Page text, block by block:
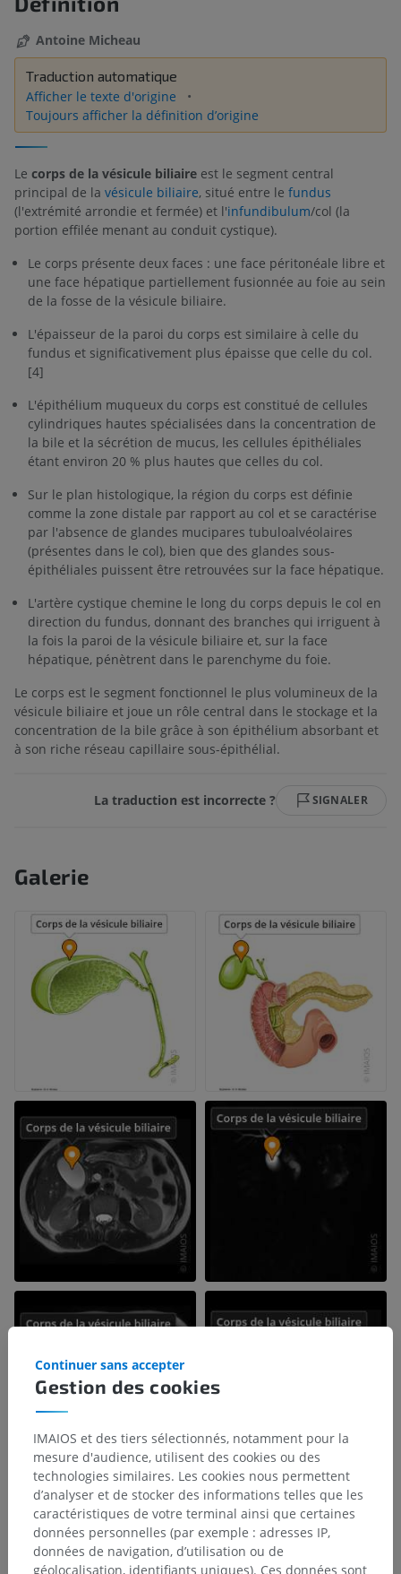
Antoine Micheau
Traduction automatique
Afficher le texte d'origine
Toujours afficher la définition d’origine
Le corps de la vésicule biliaire est le segment central
principal de la vésicule biliaire, situé entre le fundus
(l'extrémité arrondie et fermée) et l'infundibulum/col (la
portion effilée menant au conduit cystique).
Le corps présente deux faces : une face péritonéale libre et
une face hépatique partiellement fusionnée au foie au sein
de la fosse de la vésicule biliaire.
L'épaisseur de la paroi du corps est similaire à celle du
fundus et significativement plus épaisse que celle du col.
[4]
L'épithélium muqueux du corps est constitué de cellules
cylindriques hautes spécialisées dans la concentration de
la bile et la sécrétion de mucus, les cellules épithéliales
étant environ 20 % plus hautes que celles du col.
Sur le plan histologique, la région du corps est définie
comme la zone distale par rapport au col et se caractérise
par l'absence de glandes mucipares tubuloalvéolaires
(présentes dans le col), bien que des glandes sous-
épithéliales puissent être retrouvées sur la face hépatique.
L'artère cystique chemine le long du corps depuis le col en
direction du fundus, donnant des branches qui irriguent à
la fois la paroi de la vésicule biliaire et, sur la face
hépatique, pénètrent dans le parenchyme du foie.
Le corps est le segment fonctionnel le plus volumineux de la
vésicule biliaire et joue un rôle central dans le stockage et la
concentration de la bile grâce à son épithélium absorbant et
à son riche réseau capillaire sous-épithélial.
La traduction est incorrecte ? SIGNALER
Galerie
Gestion des cookies
Continuer sans accepter
IMAIOS et des tiers sélectionnés, notamment pour la
mesure d'audience, utilisent des cookies ou des
technologies similaires. Les cookies nous permettent
d’analyser et de stocker des informations telles que les
caractéristiques de votre terminal ainsi que certaines
données personnelles (par exemple : adresses IP,
données de navigation, d’utilisation ou de
géolocalisation, identifiants uniques). Ces données sont